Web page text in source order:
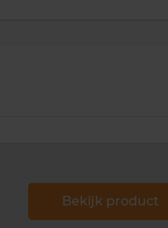
Bekijk product